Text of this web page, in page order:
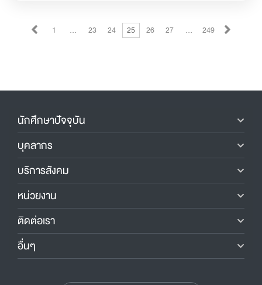
1 … 23 24 25 26 27 … 249
นักศึกษาปัจจุบัน
บุคลากร
บริการสังคม
หน่วยงาน
ติดต่อเรา
อื่นๆ